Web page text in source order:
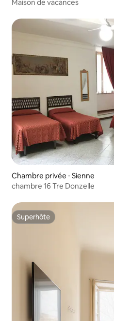
Maison de vacances
Chambre privée ⋅ Sienne
chambre 16 Tre Donzelle
Superhôte
Superhôte